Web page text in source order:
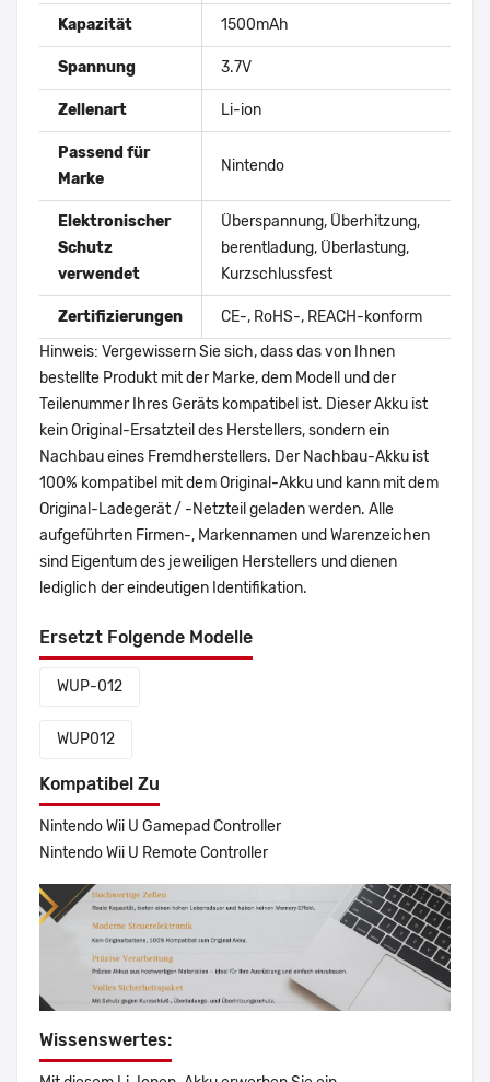
Kapazität 1500mAh
Spannung 3.7V
Zellenart Li-ion
Passend für
Marke
Nintendo
Elektronischer
Schutz
verwendet
Überspannung, Überhitzung,
berentladung, Überlastung,
Kurzschlussfest
Zertifizierungen
CE-, RoHS-, REACH-konform
Hinweis: Vergewissern Sie sich, dass das von Ihnen
bestellte Produkt mit der Marke, dem Modell und der
Teilenummer Ihres Geräts kompatibel ist. Dieser Akku ist
kein Original-Ersatzteil des Herstellers, sondern ein
Nachbau eines Fremdherstellers. Der Nachbau-Akku ist
100% kompatibel mit dem Original-Akku und kann mit dem
Original-Ladegerät / -Netzteil geladen werden. Alle
aufgeführten Firmen-, Markennamen und Warenzeichen
sind Eigentum des jeweiligen Herstellers und dienen
lediglich der eindeutigen Identifikation.
Ersetzt Folgende Modelle
WUP-012
WUP012
Kompatibel Zu
Nintendo Wii U Gamepad Controller
Nintendo Wii U Remote Controller
Wissenswertes: